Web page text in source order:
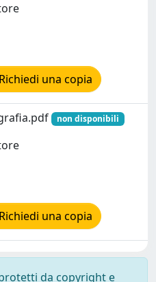
Richiedi una copia
non disponibili
Richiedi una copia
da copyright e